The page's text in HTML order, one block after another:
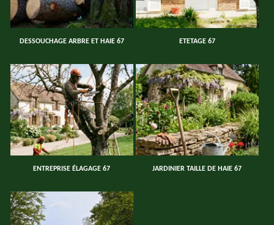
DESSOUCHAGE ARBRE ET HAIE 67 ETETAGE 67
ENTREPRISE ÉLAGAGE 67 JARDINIER TAILLE DE HAIE 67